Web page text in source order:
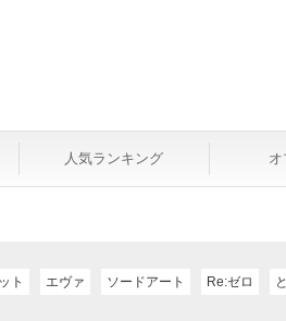
人気ランキング オ
ト エヴァ ソードアート Re:ゼロ